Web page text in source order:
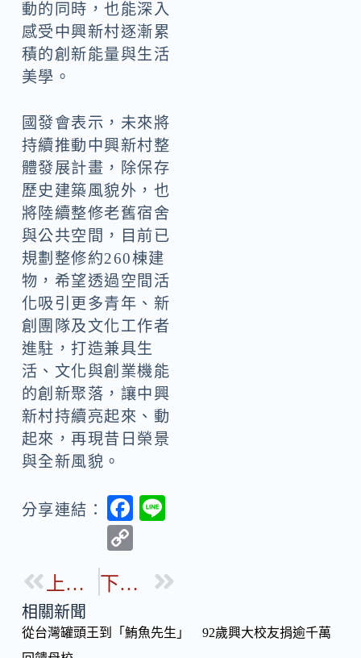
動的同時，也能深入
感受中興新村逐漸累
積的創新能量與生活
美學。
國發會表示，未來將
持續推動中興新村整
體發展計畫，除保存
歷史建築風貌外，也
將陸續整修老舊宿舍
與公共空間，目前已
規劃整修約260棟建
物，希望透過空間活
化吸引更多青年、新
創團隊及文化工作者
進駐，打造兼具生
活、文化與創業機能
的創新聚落，讓中興
新村持續亮起來、動
起來，再現昔日榮景
與全新風貌。
分享連結：
F
b
o
p
Li
上一篇 下一篇
相關新聞
從台灣罐頭王到「鮪魚先生」 92歲興大校友捐逾千萬